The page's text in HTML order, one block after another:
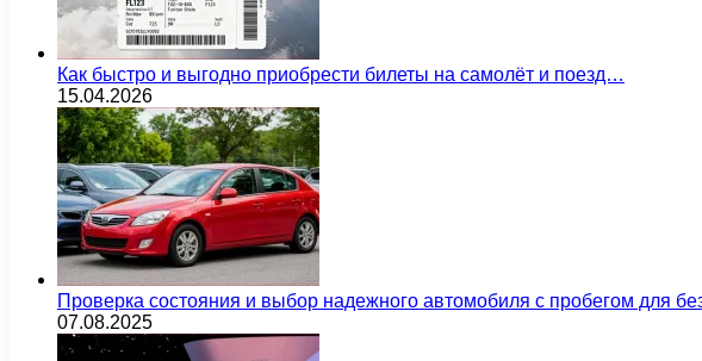
Как быстро и выгодно приобрести билеты на самолёт и поезд…
15.04.2026
Проверка состояния и выбор надежного автомобиля с пробегом для
07.08.2025